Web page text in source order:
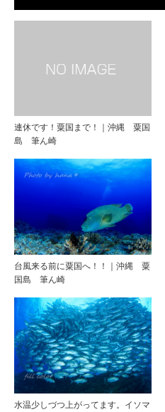
連休です！粟国まで！｜沖縄 粟国
島 筆ん崎
台風来る前に粟国へ！！｜沖縄 粟
国島 筆ん崎
水温少しづつ上がってます。イソマ